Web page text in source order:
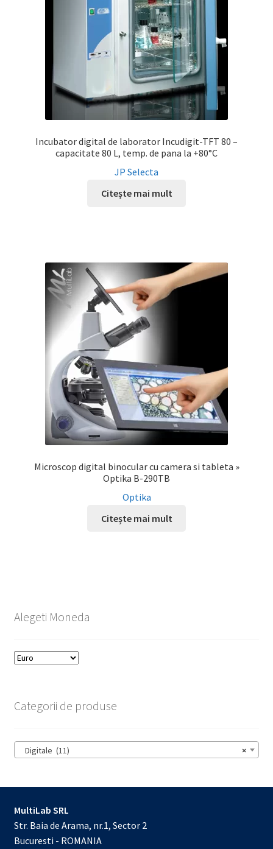
Incubator digital de laborator Incudigit-TFT 80 –
capacitate 80 L, temp. de pana la +80°C
JP Selecta
Citește mai mult
Microscop digital binocular cu camera si tableta »
Optika B-290TB
Optika
Citește mai mult
Alegeti Moneda
Categorii de produse
×
Digitale (11)
MultiLab SRL
Str. Baia de Arama, nr.1, Sector 2
Bucuresti - ROMANIA